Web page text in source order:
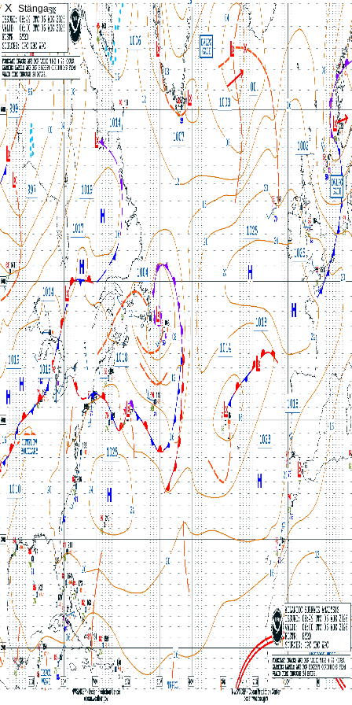
X Stänga